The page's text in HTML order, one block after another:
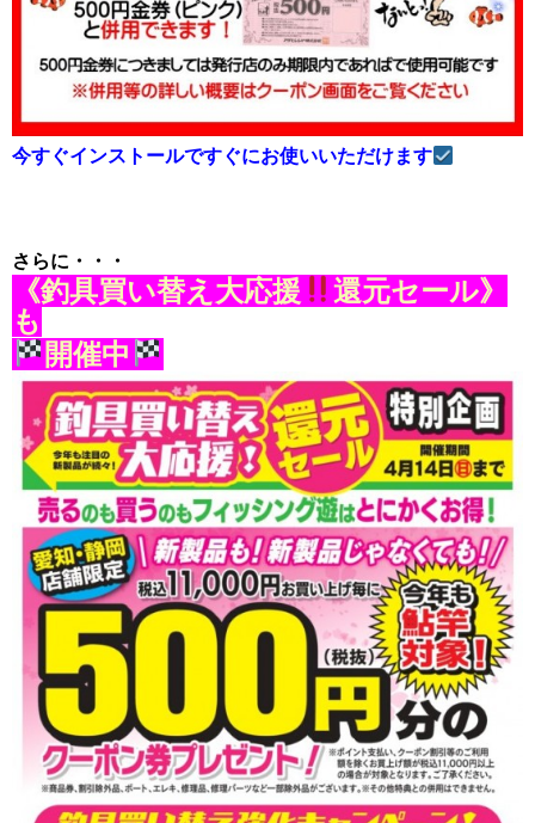
今すぐインストールですぐにお使いいただけます
さらに・・・
《釣具買い替え大応援
還元セール》
も
開催中